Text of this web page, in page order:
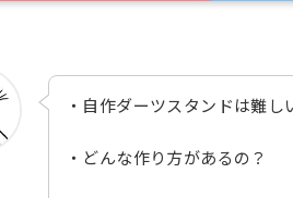
・自作ダーツスタンドは難し
・どんな作り方があるの？